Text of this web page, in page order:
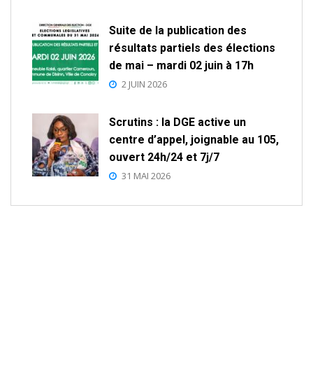
Suite de la publication des
résultats partiels des élections
de mai – mardi 02 juin à 17h
2 JUIN 2026
Scrutins : la DGE active un
centre d’appel, joignable au 105,
ouvert 24h/24 et 7j/7
31 MAI 2026